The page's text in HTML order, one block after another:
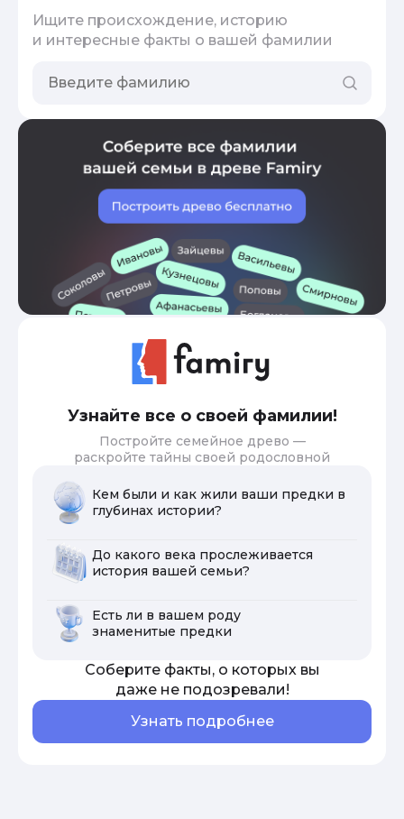
Ищите происхождение, историю
и интересные факты о вашей фамилии
Узнайте все о своей фамилии!
Постройте семейное древо —
раскройте тайны своей родословной
Кем были и как жили ваши предки в
глубинах истории?
До какого века прослеживается
история вашей семьи?
Есть ли в вашем роду
знаменитые предки
Соберите факты, о которых вы
даже не подозревали!
Узнать подробнее